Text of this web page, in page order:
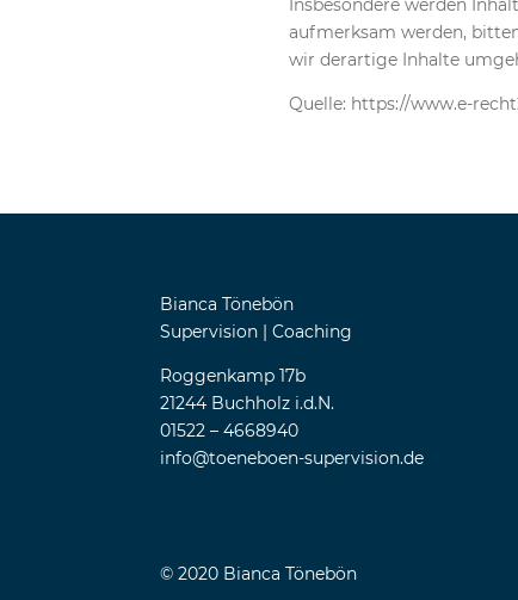
Insbesondere werden
aufmerksam werden,
wir derartige Inhalte
Quelle: https://www.e-
Bianca Tönebön
Supervision | Coaching
Roggenkamp 17b
21244 Buchholz i.d.N.
01522 – 4668940
info@toeneboen-supervision.de
© 2020 Bianca Tönebön